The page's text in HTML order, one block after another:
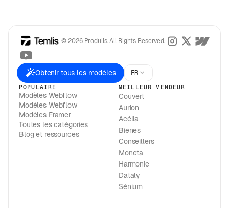
© 2026 Produlis. All Rights Reserved.
Obtenir tous les modèles FR
POPULAIRE
Modèles Webflow
Modèles Webflow
Modèles Framer
Toutes les catégories
Blog et ressources
MEILLEUR VENDEUR
Couvert
Aurion
Acélia
Bienes
Conseillers
Moneta
Harmonie
Dataly
Sénium